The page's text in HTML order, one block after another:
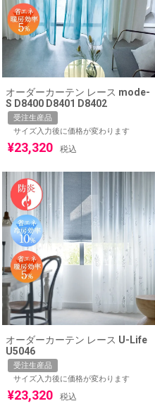
オーダーカーテン レース mode-
S D8400 D8401 D8402
受注生産品
サイズ入力後に価格が変わります
¥23,320 税込
オーダーカーテン レース U-Life
U5046
受注生産品
サイズ入力後に価格が変わります
¥23,320 税込